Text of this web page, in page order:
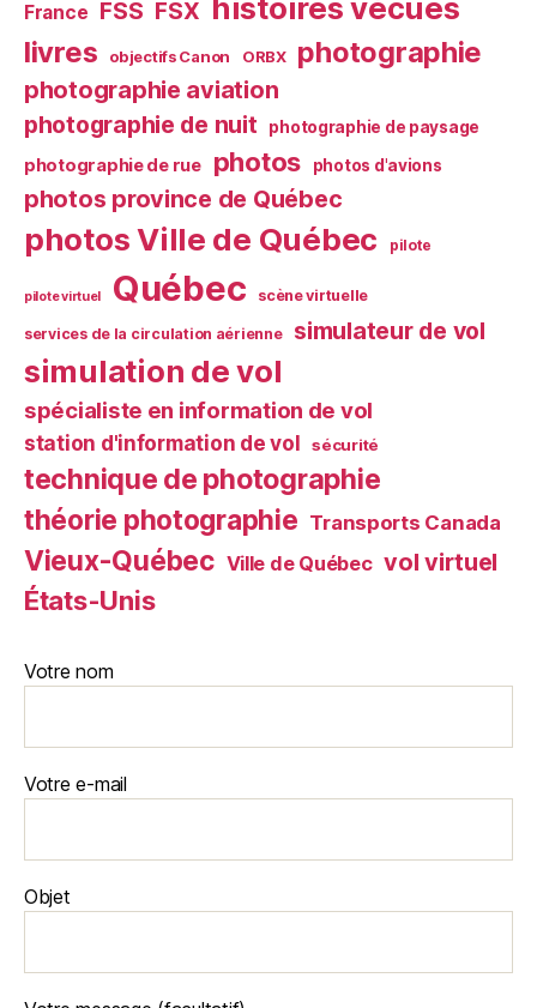
France FSS FSX histoires vécues
livres objectifs Canon ORBX photographie
photographie aviation
photographie de nuit
photographie de paysage
photographie de rue photos photos d'avions
photos province de Québec
photos Ville de Québec pilote
pilote virtuel Québec scène virtuelle
services de la circulation aérienne simulateur de vol
simulation de vol
spécialiste en information de vol
station d'information de vol sécurité
technique de photographie
théorie photographie Transports Canada
Vieux-Québec Ville de Québec vol virtuel
États-Unis
Votre nom
Votre e-mail
Objet